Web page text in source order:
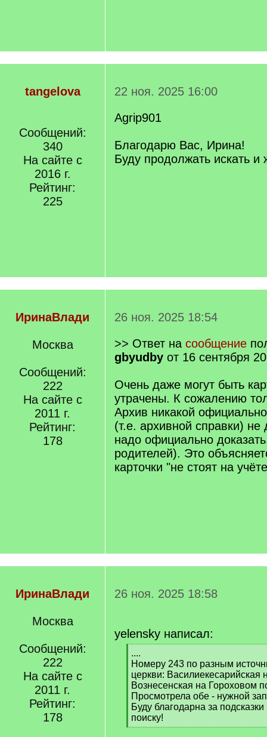
tangelova
Сообщений:
340
На сайте с
2016 г.
Рейтинг:
225
22 ноя. 2025 16:00
Agrip901
Благодарю Вас, Ирина!
Буду продолжать искать
ИринаВлади
Москва
Сообщений:
222
На сайте с
2011 г.
Рейтинг:
178
26 ноя. 2025 18:54
>> Ответ на сообщение
gbyudby от 16 сентября
Очень даже могут быть
утрачены. К сожалению
Архив никакой
(т.е. архивной справки) не
надо официально
родителей). Это
карточки "не стоят на
ИринаВлади
Москва
Сообщений:
222
На сайте с
2011 г.
Рейтинг:
178
26 ноя. 2025 18:58
yelensky написал:
q
]
....
Номеру 243 по разным
церкви: Василиекесарийская
Вознесенская на Гороховом
Просмотрела обе - нужной
Буду благодарна за
поиску!
[